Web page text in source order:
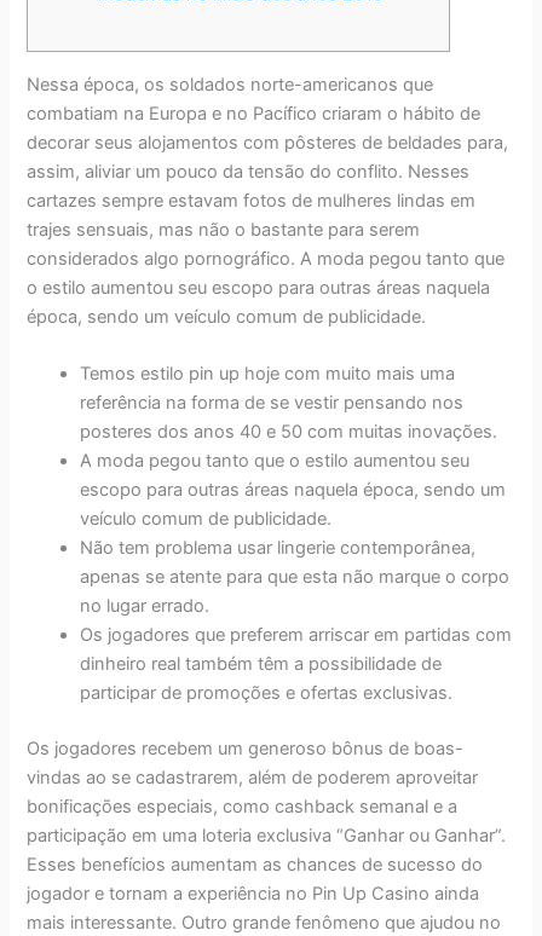
Nessa época, os soldados norte-americanos que
combatiam na Europa e no Pacífico criaram o hábito de
decorar seus alojamentos com pôsteres de beldades para,
assim, aliviar um pouco da tensão do conflito. Nesses
cartazes sempre estavam fotos de mulheres lindas em
trajes sensuais, mas não o bastante para serem
considerados algo pornográfico. A moda pegou tanto que
o estilo aumentou seu escopo para outras áreas naquela
época, sendo um veículo comum de publicidade.
Temos estilo pin up hoje com muito mais uma
referência na forma de se vestir pensando nos
posteres dos anos 40 e 50 com muitas inovações.
A moda pegou tanto que o estilo aumentou seu
escopo para outras áreas naquela época, sendo um
veículo comum de publicidade.
Não tem problema usar lingerie contemporânea,
apenas se atente para que esta não marque o corpo
no lugar errado.
Os jogadores que preferem arriscar em partidas com
dinheiro real também têm a possibilidade de
participar de promoções e ofertas exclusivas.
Os jogadores recebem um generoso bônus de boas-
vindas ao se cadastrarem, além de poderem aproveitar
bonificações especiais, como cashback semanal e a
participação em uma loteria exclusiva “Ganhar ou Ganhar”.
Esses benefícios aumentam as chances de sucesso do
jogador e tornam a experiência no Pin Up Casino ainda
mais interessante. Outro grande fenômeno que ajudou no